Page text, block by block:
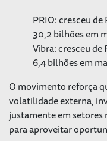
PRIO: cresceu
30,2 bilhões em
Vibra: cresceu de
6,4 bilhões em
O movimento reforça
volatilidade externa,
justamente em
para aproveitar